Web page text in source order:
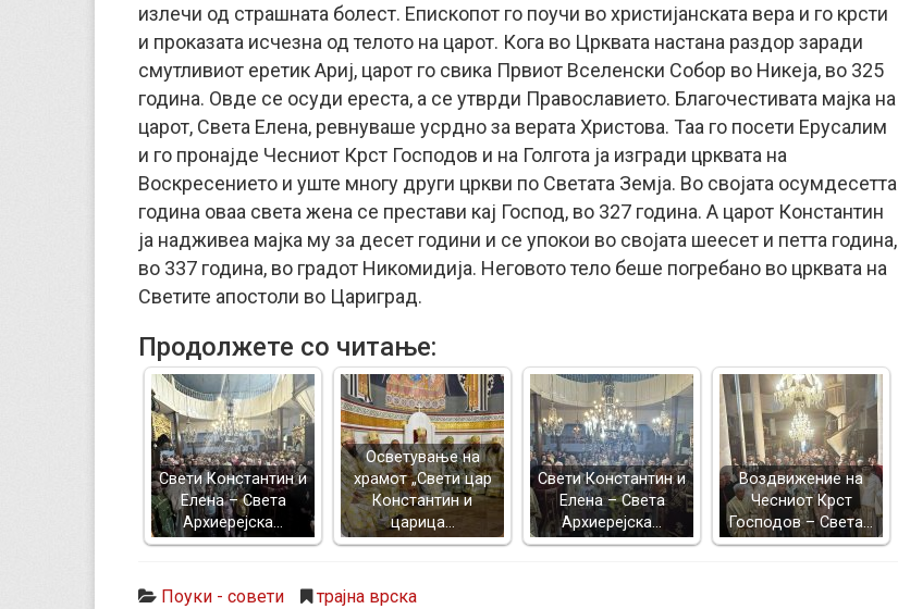
излечи од страшната болест. Епископот го поучи во христијанската вера и го крсти
и проказата исчезна од телото на царот. Кога во Црквата настана раздор заради
смутливиот еретик Ариј, царот го свика Првиот Вселенски Собор во Никеја, во 325
година. Овде се осуди ереста, а се утврди Православието. Благочестивата мајка на
царот, Света Елена, ревнуваше усрдно за верата Христова. Таа го посети Ерусалим
и го пронајде Чесниот Крст Господов и на Голгота ја изгради црквата на
Воскресението и уште многу други цркви по Светата Земја. Во својата осумдесетта
година оваа света жена се престави кај Господ, во 327 година. А царот Константин
ја надживеа мајка му за десет години и се упокои во својата шеесет и петта година,
во 337 година, во градот Никомидија. Неговото тело беше погребано во црквата на
Светите апостоли во Цариград.
Продолжете со читање:
Свети Константин и
Елена – Света
Архиерејска…
Осветување на
храмот „Свети цар
Константин и
царица…
Свети Константин и
Елена – Света
Архиерејска…
Воздвижение на
Чесниот Крст
Господов – Света…
Поуки - совети трајна врска